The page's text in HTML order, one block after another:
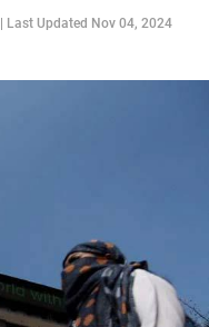
Last Updated Nov 04, 2024